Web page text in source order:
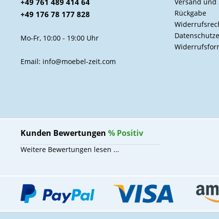
+49 761 489 414 64
+49 176 78 177 828
Mo-Fr, 10:00 - 19:00 Uhr
Email: info@moebel-zeit.com
Rückgabe
Kunden Bewertungen % Positiv
Weitere Bewertungen lesen ...